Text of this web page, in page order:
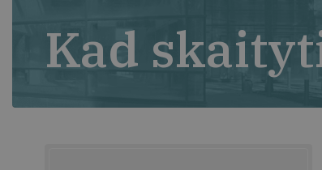
Kad